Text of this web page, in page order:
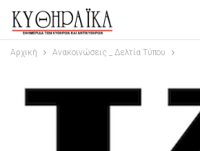
Αρχική Ανακοινώσεις _ Δελτία Τύπου